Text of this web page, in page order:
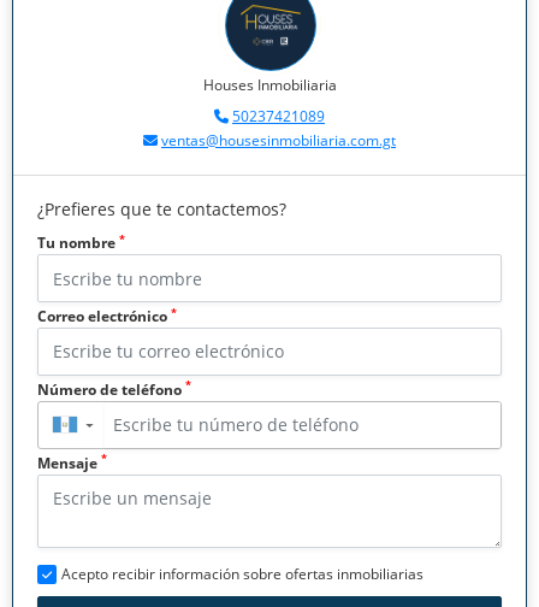
Houses Inmobiliaria
50237421089
ventas@housesinmobiliaria.com.gt
¿Prefieres que te contactemos?
Tu nombre *
Correo electrónico *
Número de teléfono *
▼
Mensaje *
Acepto recibir información sobre ofertas inmobiliarias